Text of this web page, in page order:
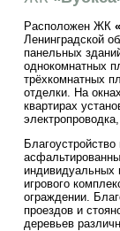
Расположен ЖК
Ленинградской
панельных
однокомнатных
трёхкомнатных
отделки. На
квартирах
индивидуальных
игрового
ограждении.
проездов и
деревьев